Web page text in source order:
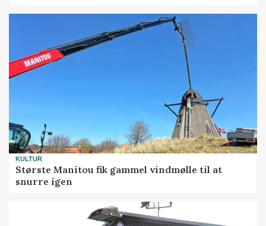
KULTUR
Største Manitou fik gammel vindmølle til at
snurre igen